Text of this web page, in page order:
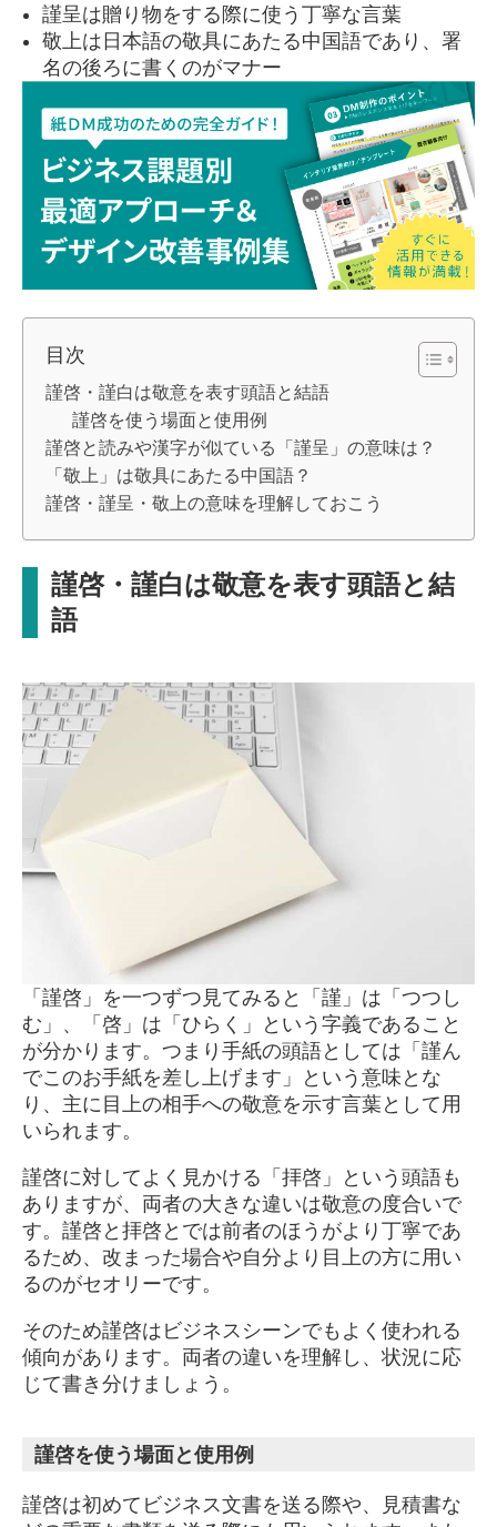
謹呈は贈り物をする際に使う丁寧な言葉
敬上は日本語の敬具にあたる中国語であり、署
名の後ろに書くのがマナー
目次
謹啓・謹白は敬意を表す頭語と結語
謹啓を使う場面と使用例
謹啓と読みや漢字が似ている「謹呈」の意味は？
「敬上」は敬具にあたる中国語？
謹啓・謹呈・敬上の意味を理解しておこう
謹啓・謹白は敬意を表す頭語と結
語
「謹啓」を一つずつ見てみると「謹」は「つつし
む」、「啓」は「ひらく」という字義であること
が分かります。つまり手紙の頭語としては「謹ん
でこのお手紙を差し上げます」という意味とな
り、主に目上の相手への敬意を示す言葉として用
いられます。
謹啓に対してよく見かける「拝啓」という頭語も
ありますが、両者の大きな違いは敬意の度合いで
す。謹啓と拝啓とでは前者のほうがより丁寧であ
るため、改まった場合や自分より目上の方に用い
るのがセオリーです。
そのため謹啓はビジネスシーンでもよく使われる
傾向があります。両者の違いを理解し、状況に応
じて書き分けましょう。
謹啓を使う場面と使用例
謹啓は初めてビジネス文書を送る際や、見積書な